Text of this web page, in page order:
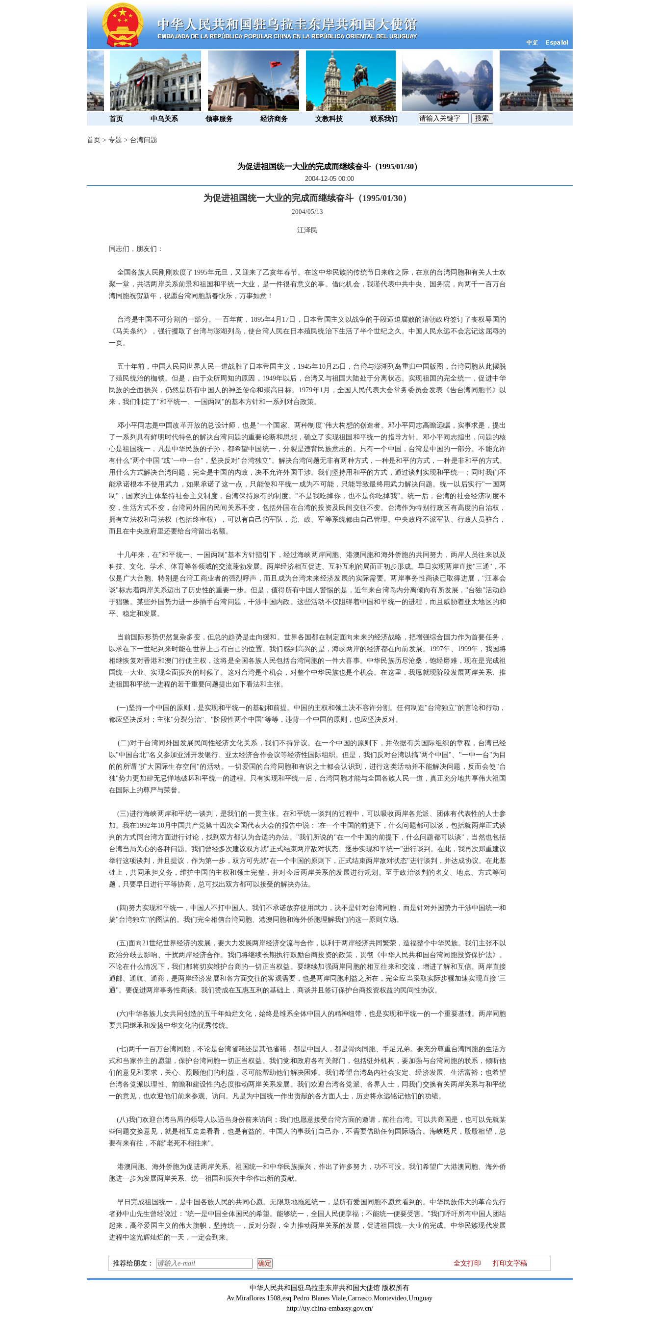
首页 中乌关系 领事服务 经济商务 文教科技 联系我们
首页 > 专题 > 台湾问题
为促进祖国统一大业的完成而继续奋斗（1995/01/30）
2004-12-05 00:00
为促进祖国统一大业的完成而继续奋斗（1995/01/30）
2004/05/13
江泽民
同志们，朋友们：
全国各族人民刚刚欢度了1995年元旦，又迎来了乙亥年春节。在这中华民族的传统节日来临之际，在京的台湾同胞和有关人士欢
聚一堂，共话两岸关系前景和祖国和平统一大业，是一件很有意义的事。借此机会，我谨代表中共中央、国务院，向两千一百万台
湾同胞祝贺新年，祝愿台湾同胞新春快乐，万事如意！
台湾是中国不可分割的一部分。一百年前，1895年4月17日，日本帝国主义以战争的手段逼迫腐败的清朝政府签订了丧权辱国的
《马关条约》，强行攫取了台湾与澎湖列岛，使台湾人民在日本殖民统治下生活了半个世纪之久。中国人民永远不会忘记这屈辱的
一页。
五十年前，中国人民同世界人民一道战胜了日本帝国主义，1945年10月25日，台湾与澎湖列岛重归中国版图，台湾同胞从此摆脱
了殖民统治的枷锁。但是，由于众所周知的原因，1949年以后，台湾又与祖国大陆处于分离状态。实现祖国的完全统一，促进中华
民族的全面振兴，仍然是所有中国人的神圣使命和崇高目标。1979年1月，全国人民代表大会常务委员会发表《告台湾同胞书》以
来，我们制定了"和平统一、一国两制"的基本方针和一系列对台政策。
邓小平同志是中国改革开放的总设计师，也是"一个国家、两种制度"伟大构想的创造者。邓小平同志高瞻远瞩，实事求是，提出
了一系列具有鲜明时代特色的解决台湾问题的重要论断和思想，确立了实现祖国和平统一的指导方针。邓小平同志指出，问题的核
心是祖国统一，凡是中华民族的子孙，都希望中国统一，分裂是违背民族意志的。只有一个中国，台湾是中国的一部分。不能允许
有什么"两个中国"或"一中一台"，坚决反对"台湾独立"。解决台湾问题无非有两种方式，一种是和平的方式，一种是非和平的方式。
用什么方式解决台湾问题，完全是中国的内政，决不允许外国干涉。我们坚持用和平的方式，通过谈判实现和平统一；同时我们不
能承诺根本不使用武力，如果承诺了这一点，只能使和平统一成为不可能，只能导致最终用武力解决问题。统一以后实行"一国两
制"，国家的主体坚持社会主义制度，台湾保持原有的制度。"不是我吃掉你，也不是你吃掉我"。统一后，台湾的社会经济制度不
变，生活方式不变，台湾同外国的民间关系不变，包括外国在台湾的投资及民间交往不变。台湾作为特别行政区有高度的自治权，
拥有立法权和司法权（包括终审权），可以有自己的军队，党、政、军等系统都由自己管理。中央政府不派军队、行政人员驻台，
而且在中央政府里还要给台湾留出名额。
十几年来，在"和平统一、一国两制"基本方针指引下，经过海峡两岸同胞、港澳同胞和海外侨胞的共同努力，两岸人员往来以及
科技、文化、学术、体育等各领域的交流蓬勃发展。两岸经济相互促进、互补互利的局面正初步形成。早日实现两岸直接"三通"，不
仅是广大台胞、特别是台湾工商业者的强烈呼声，而且成为台湾未来经济发展的实际需要。两岸事务性商谈已取得进展，"汪辜会
谈"标志着两岸关系迈出了历史性的重要一步。但是，值得所有中国人警惕的是，近年来台湾岛内分离倾向有所发展，"台独"活动趋
于猖獗。某些外国势力进一步插手台湾问题，干涉中国内政。这些活动不仅阻碍着中国和平统一的进程，而且威胁着亚太地区的和
平、稳定和发展。
当前国际形势仍然复杂多变，但总的趋势是走向缓和。世界各国都在制定面向未来的经济战略，把增强综合国力作为首要任务，
以求在下一世纪到来时能在世界上占有自己的位置。我们感到高兴的是，海峡两岸的经济都在向前发展。1997年、1999年，我国将
相继恢复对香港和澳门行使主权，这将是全国各族人民包括台湾同胞的一件大喜事。中华民族历尽沧桑，饱经磨难，现在是完成祖
国统一大业、实现全面振兴的时候了。这对台湾是个机会，对整个中华民族也是个机会。在这里，我愿就现阶段发展两岸关系、推
进祖国和平统一进程的若干重要问题提出如下看法和主张。
(一)坚持一个中国的原则，是实现和平统一的基础和前提。中国的主权和领土决不容许分割。任何制造"台湾独立"的言论和行动，
都应坚决反对；主张"分裂分治"、"阶段性两个中国"等等，违背一个中国的原则，也应坚决反对。
(二)对于台湾同外国发展民间性经济文化关系，我们不持异议。在一个中国的原则下，并依据有关国际组织的章程，台湾已经
以"中国台北"名义参加亚洲开发银行、亚太经济合作会议等经济性国际组织。但是，我们反对台湾以搞"两个中国"、"一中一台"为目
的的所谓"扩大国际生存空间"的活动。一切爱国的台湾同胞和有识之士都会认识到，进行这类活动并不能解决问题，反而会使"台
独"势力更加肆无忌惮地破坏和平统一的进程。只有实现和平统一后，台湾同胞才能与全国各族人民一道，真正充分地共享伟大祖国
在国际上的尊严与荣誉。
(三)进行海峡两岸和平统一谈判，是我们的一贯主张。在和平统一谈判的过程中，可以吸收两岸各党派、团体有代表性的人士参
加。我在1992年10月中国共产党第十四次全国代表大会的报告中说："在一个中国的前提下，什么问题都可以谈，包括就两岸正式谈
判的方式同台湾方面进行讨论，找到双方都认为合适的办法。"我们所说的"在一个中国的前提下，什么问题都可以谈"，当然也包括
台湾当局关心的各种问题。我们曾经多次建议双方就"正式结束两岸敌对状态、逐步实现和平统一"进行谈判。在此，我再次郑重建议
举行这项谈判，并且提议，作为第一步，双方可先就"在一个中国的原则下，正式结束两岸敌对状态"进行谈判，并达成协议。在此基
础上，共同承担义务，维护中国的主权和领土完整，并对今后两岸关系的发展进行规划。至于政治谈判的名义、地点、方式等问
题，只要早日进行平等协商，总可找出双方都可以接受的解决办法。
(四)努力实现和平统一，中国人不打中国人。我们不承诺放弃使用武力，决不是针对台湾同胞，而是针对外国势力干涉中国统一和
搞"台湾独立"的图谋的。我们完全相信台湾同胞、港澳同胞和海外侨胞理解我们的这一原则立场。
(五)面向21世纪世界经济的发展，要大力发展两岸经济交流与合作，以利于两岸经济共同繁荣，造福整个中华民族。我们主张不以
政治分歧去影响、干扰两岸经济合作。我们将继续长期执行鼓励台商投资的政策，贯彻《中华人民共和国台湾同胞投资保护法》。
不论在什么情况下，我们都将切实维护台商的一切正当权益。要继续加强两岸同胞的相互往来和交流，增进了解和互信。两岸直接
通邮、通航、通商，是两岸经济发展和各方面交往的客观需要，也是两岸同胞利益之所在，完全应当采取实际步骤加速实现直接"三
通"。要促进两岸事务性商谈。我们赞成在互惠互利的基础上，商谈并且签订保护台商投资权益的民间性协议。
(六)中华各族儿女共同创造的五千年灿烂文化，始终是维系全体中国人的精神纽带，也是实现和平统一的一个重要基础。两岸同胞
要共同继承和发扬中华文化的优秀传统。
(七)两千一百万台湾同胞，不论是台湾省籍还是其他省籍，都是中国人，都是骨肉同胞、手足兄弟。要充分尊重台湾同胞的生活方
式和当家作主的愿望，保护台湾同胞一切正当权益。我们党和政府各有关部门，包括驻外机构，要加强与台湾同胞的联系，倾听他
们的意见和要求，关心、照顾他们的利益，尽可能帮助他们解决困难。我们希望台湾岛内社会安定、经济发展、生活富裕；也希望
台湾各党派以理性、前瞻和建设性的态度推动两岸关系发展。我们欢迎台湾各党派、各界人士，同我们交换有关两岸关系与和平统
一的意见，也欢迎他们前来参观、访问。凡是为中国统一作出贡献的各方面人士，历史将永远铭记他们的功绩。
(八)我们欢迎台湾当局的领导人以适当身份前来访问；我们也愿意接受台湾方面的邀请，前往台湾。可以共商国是，也可以先就某
些问题交换意见，就是相互走走看看，也是有益的。中国人的事我们自己办，不需要借助任何国际场合。海峡咫尺，殷殷相望，总
要有来有往，不能"老死不相往来"。
港澳同胞、海外侨胞为促进两岸关系、祖国统一和中华民族振兴，作出了许多努力，功不可没。我们希望广大港澳同胞、海外侨
胞进一步为发展两岸关系、统一祖国和振兴中华作出新的贡献。
早日完成祖国统一，是中国各族人民的共同心愿。无限期地拖延统一，是所有爱国同胞不愿意看到的。中华民族伟大的革命先行
者孙中山先生曾经说过："统一是中国全体国民的希望。能够统一，全国人民便享福；不能统一便要受害。"我们呼吁所有中国人团结
起来，高举爱国主义的伟大旗帜，坚持统一，反对分裂，全力推动两岸关系的发展，促进祖国统一大业的完成。中华民族现代发展
进程中这光辉灿烂的一天，一定会到来。
推荐给朋友： 全文打印 打印文字稿
中华人民共和国驻乌拉圭东岸共和国大使馆 版权所有
Av.Miraflores 1508,esq.Pedro Blanes Viale,Carrasco.Montevideo,Uruguay
http://uy.china-embassy.gov.cn/